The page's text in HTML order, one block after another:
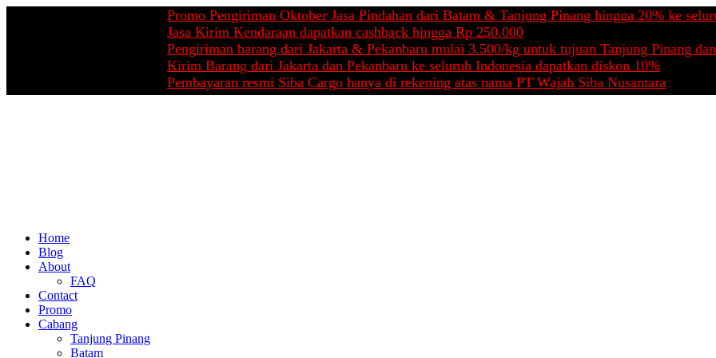
Promo Pengiriman Oktober Jasa Pindahan dari Batam & Tanjung Pinang hingga 20% ke seluruh
Jasa Kirim Kendaraan dapatkan cashback hingga Rp 250.000
Pengiriman barang dari Jakarta & Pekanbaru mulai 3.500/kg untuk tujuan Tanjung Pinang dan Batam
Kirim Barang dari Jakarta dan Pekanbaru ke seluruh Indonesia dapatkan diskon 10%
Pembayaran resmi Siba Cargo hanya di rekening atas nama PT Wajah Siba Nusantara
Home
Blog
About
FAQ
Contact
Promo
Cabang
Tanjung Pinang
Batam